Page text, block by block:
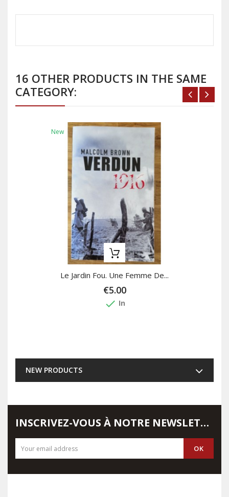
16 OTHER PRODUCTS IN THE SAME
CATEGORY:
New
Le Jardin Fou. Une Femme De...
€5.00
done In
NEW PRODUCTS
INSCRIVEZ-VOUS À NOTRE NEWSLETTER